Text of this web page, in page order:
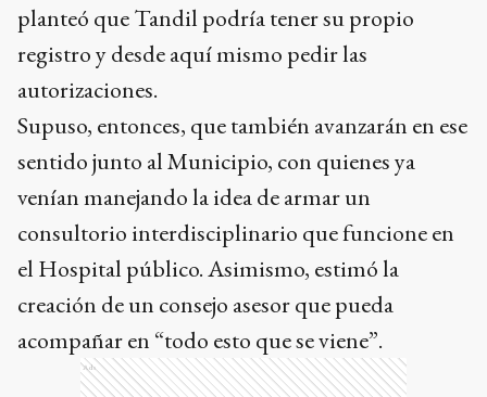
planteó que Tandil podría tener su propio
registro y desde aquí mismo pedir las
autorizaciones.
Supuso, entonces, que también avanzarán en ese
sentido junto al Municipio, con quienes ya
venían manejando la idea de armar un
consultorio interdisciplinario que funcione en
el Hospital público. Asimismo, estimó la
creación de un consejo asesor que pueda
acompañar en “todo esto que se viene”.
Ads